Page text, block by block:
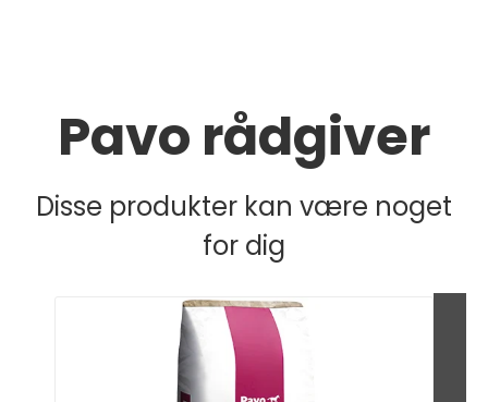
Pavo rådgiver
Disse produkter kan være noget
for dig